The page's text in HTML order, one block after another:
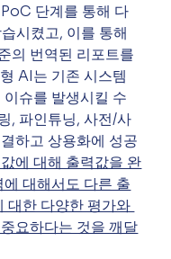
단계를 통해 다
시켰고, 이를 통해
의 번역된 리포트를
AI는 기존 시스템
슈를 발생시킬 수
, 파인튜닝, 사전/사
하고 상용화에 성공
에 대해 출력값을 완
대해서도 다른 출
대한 다양한 평가와
요하다는 것을 깨달